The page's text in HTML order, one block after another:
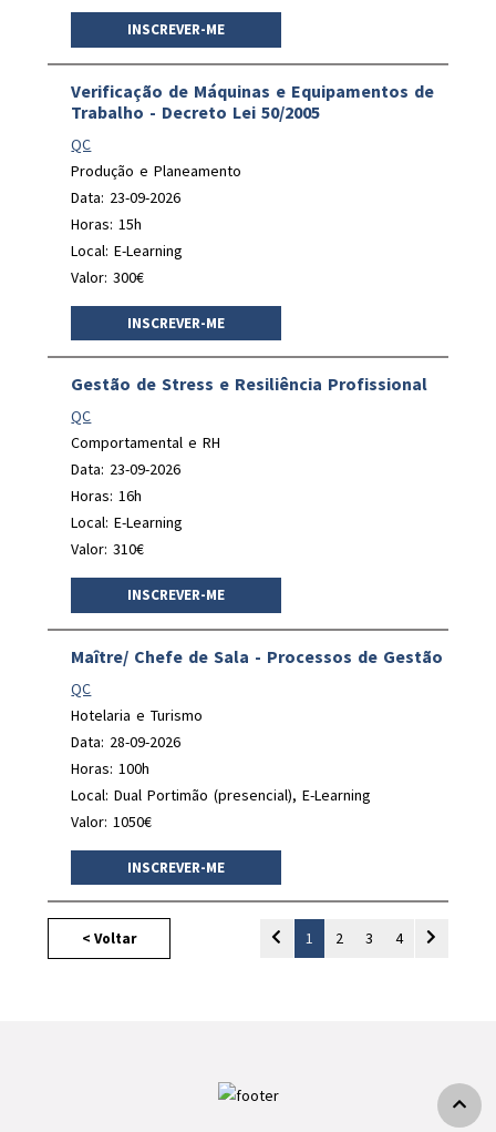
INSCREVER-ME
Verificação de Máquinas e Equipamentos de
Trabalho - Decreto Lei 50/2005
QC
Produção e Planeamento
Data: 23-09-2026
Horas: 15h
Local: E-Learning
Valor: 300€
INSCREVER-ME
Gestão de Stress e Resiliência Profissional
QC
Comportamental e RH
Data: 23-09-2026
Horas: 16h
Local: E-Learning
Valor: 310€
INSCREVER-ME
Maître/ Chefe de Sala - Processos de Gestão
QC
Hotelaria e Turismo
Data: 28-09-2026
Horas: 100h
Local: Dual Portimão (presencial), E-Learning
Valor: 1050€
INSCREVER-ME
< Voltar 1 2 3 4